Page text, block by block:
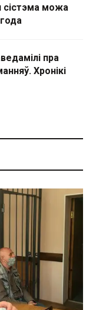
сістэма можа
пра
Хронікі